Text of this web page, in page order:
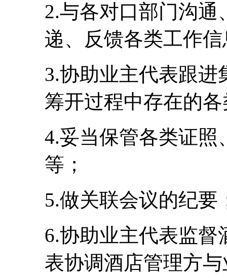
2.与各对口部门沟
递、反馈各类工作
3.协助业主代表跟
筹开过程中存在的
4.妥当保管各类证照
等；
5.做关联会议的纪要
6.协助业主代表监
表协调酒店管理方